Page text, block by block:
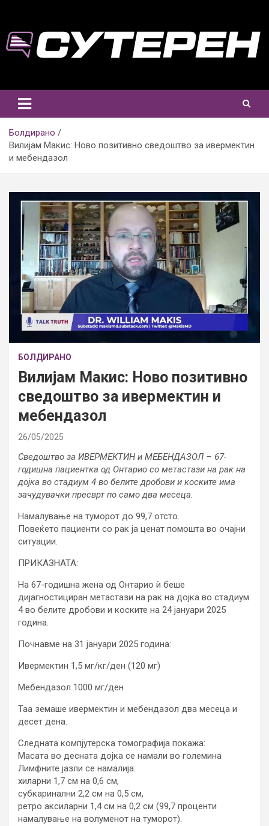
content
Болдирано
Вилијам Макис: Ново позитивно сведоштво за ивермектин
и мeбендазол
БОЛДИРАНО
Вилијам Макис: Ново позитивно
сведоштво за ивермектин и
мeбендазол
26/05/2025
Сведоштво за ИВЕРМЕКТИН и МЕБЕНДАЗОЛ – 67-
годишна пациентка од Онтарио со метастази на рак на
дојка во стадиум 4 во белите дробови и коските има
зачудувачки пресврт по само два месеца.
Намалување на туморот до 99,7 отсто.
Повеќето пациенти со рак ја ценат помошта во очајни
ситуации.
ПРИКАЗНАТА:
На 67-годишна жена од Онтарио ѝ беше
дијагностициран метастази на рак на дојка во стадиум
4 во белите дробови и коските на 24 јануари 2025
година.
Почнавме на 31 јануари 2025 година:
Ивермектин 1,5 мг/кг/ден (120 мг)
Мебендазол 1000 мг/ден
Таа земаше ивермектин и мебендазол два месеца и
десет дена.
Следната компјутерска томографија покажа:
Масата во десната дојка се намали во големина
Лимфните јазли се намалија:
хиларни 1,7 см на 0,6 см,
субкаринални 2,2 см на 0,5 см,
ретро аксиларни 1,4 см на 0,2 см (99,7 проценти
намалување на волуменот на туморот).